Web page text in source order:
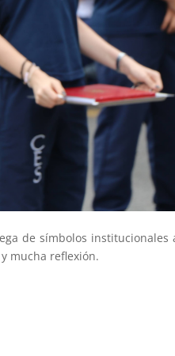
de símbolos institucionales
mucha reflexión.